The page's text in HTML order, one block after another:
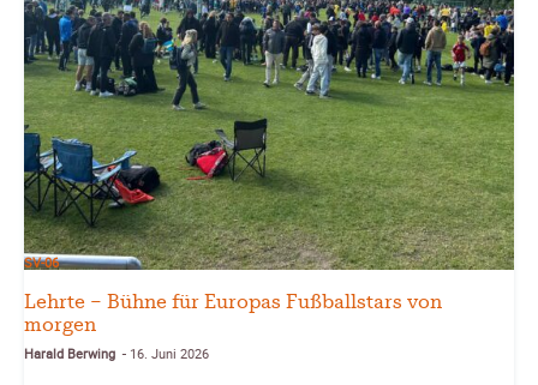
SV-06
Lehrte – Bühne für Europas Fußballstars von
morgen
Harald Berwing - 16. Juni 2026